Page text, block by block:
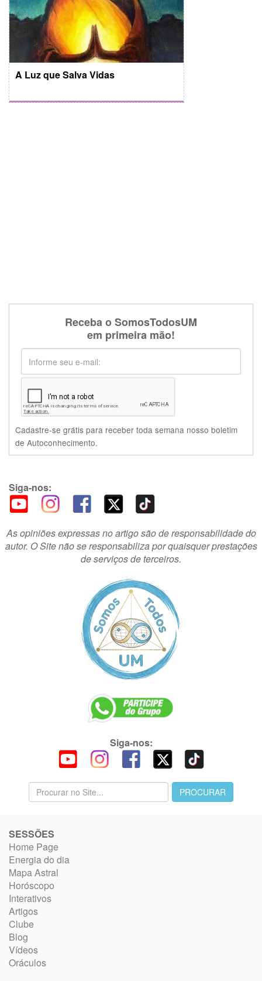
A Luz que Salva Vidas
Receba o SomosTodosUM
em primeira mão!
Cadastre-se grátis para receber toda semana nosso boletim
de Autoconhecimento.
Siga-nos:
As opiniões expressas no artigo são de responsabilidade do
autor. O Site não se responsabiliza por quaisquer prestações
de serviços de terceiros.
Siga-nos:
SESSÕES
Home Page
Energia do dia
Mapa Astral
Horóscopo
Interativos
Artigos
Clube
Blog
Vídeos
Oráculos